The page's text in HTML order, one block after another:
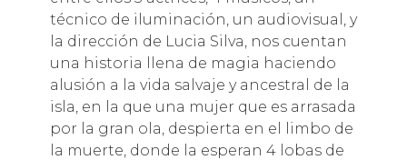
técnico de iluminación, un audiovisual, y
la dirección de Lucia Silva, nos cuentan
una historia llena de magia haciendo
alusión a la vida salvaje y ancestral de la
isla, en la que una mujer que es arrasada
por la gran ola, despierta en el limbo de
la muerte, donde la esperan 4 lobas de